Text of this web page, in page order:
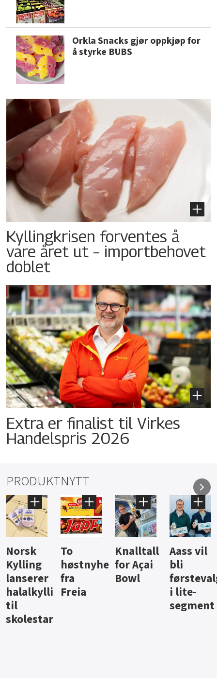
Orkla Snacks gjør oppkjøp for
å styrke BUBS
Kyllingkrisen forventes å
vare året ut – importbehovet
doblet
Extra er finalist til Virkes
Handelspris 2026
PRODUKTNYTT
Knalltall
for Açai
Bowl
Aass vil
bli
førstevalg
i lite-
Brus og
jus fra
Berentsen
Hard
iste fra
Hansa